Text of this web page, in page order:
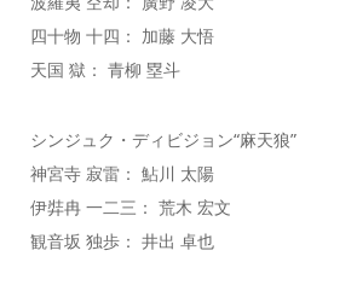
四十物 十四： 加藤 大悟
天国 獄： 青柳 塁斗
シンジュク・ディビジョン“麻天狼”
神宮寺 寂雷： 鮎川 太陽
伊弉冉 一二三： 荒木 宏文
観音坂 独歩： 井出 卓也